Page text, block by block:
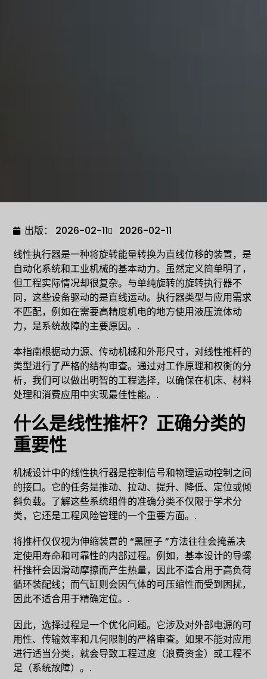
出版： 2026-02-11
2026-02-11
线性执行器是一种将旋转能量转换为直线位移的装置，是
自动化系统和工业机械的基本动力。虽然定义简单明了，
但工程实际情况却很复杂。与单纯旋转的旋转执行器不
同，这些设备驱动的是直线运动。执行器类型与应用需求
不匹配，例如在需要高精度机电的地方使用液压流体动
力，是系统故障的主要原因。.
本指南根据动力源、传动机械和外形尺寸，对线性推杆的
类型进行了严格的结构审查。通过对工作原理和权衡的分
析，我们可以做出明智的工程选择，以确保在机床、材料
处理和消费应用中实现最佳性能。.
什么是线性推杆？正确分类的
重要性
机械设计中的线性执行器是控制信号和物理运动控制之间
的接口。它的任务是推动、拉动、提升、降低、定位或倾
斜负载。了解这些系统组件的准确分类不仅限于学术分
类，它还是工程风险管理的一个重要方面。.
将推杆仅仅视为伸缩装置的 “黑匣子 ”方法往往会掩盖决
定使用寿命和可靠性的内部过程。例如，基本设计的导螺
杆推杆会因滑动摩擦而产生热量，因此不适合用于高负荷
循环装配线；而气缸则会因气体的可压缩性而受到困扰，
因此不适合用于精确定位。.
因此，选择过程是一个优化问题。它涉及对外部电源的可
用性、传输效率和几何限制的严格审查。如果不能对应用
进行适当分类，就会导致工程过度（浪费资金）或工程不
足（系统故障）。.